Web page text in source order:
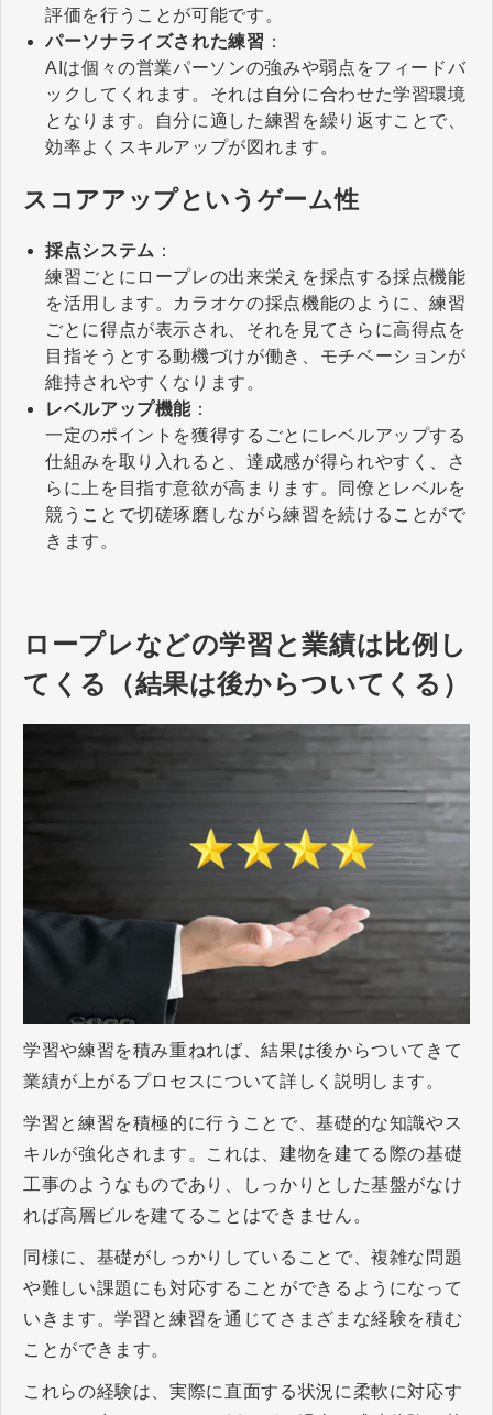
評価を行うことが可能です。
パーソナライズされた練習 ：
AIは個々の営業パーソンの強みや弱点をフィードバ
ックしてくれます。それは自分に合わせた学習環境
となります。自分に適した練習を繰り返すことで、
効率よくスキルアップが図れます。
スコアアップというゲーム性
採点システム ：
練習ごとにロープレの出来栄えを採点する採点機能
を活用します。カラオケの採点機能のように、練習
ごとに得点が表示され、それを見てさらに高得点を
目指そうとする動機づけが働き、モチベーションが
維持されやすくなります。
レベルアップ機能 ：
一定のポイントを獲得するごとにレベルアップする
仕組みを取り入れると、達成感が得られやすく、さ
らに上を目指す意欲が高まります。同僚とレベルを
競うことで切磋琢磨しながら練習を続けることがで
きます。
ロープレなどの学習と業績は比例し
てくる（結果は後からついてくる）
学習や練習を積み重ねれば、結果は後からついてきて
業績が上がるプロセスについて詳しく説明します。
学習と練習を積極的に行うことで、基礎的な知識やス
キルが強化されます。これは、建物を建てる際の基礎
工事のようなものであり、しっかりとした基盤がなけ
れば高層ビルを建てることはできません。
同様に、基礎がしっかりしていることで、複雑な問題
や難しい課題にも対応することができるようになって
いきます。学習と練習を通じてさまざまな経験を積む
ことができます。
これらの経験は、実際に直面する状況に柔軟に対応す